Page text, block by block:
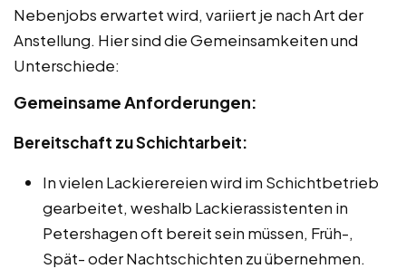
Nebenjobs erwartet wird, variiert je nach Art der
Anstellung. Hier sind die Gemeinsamkeiten und
Unterschiede:
Gemeinsame Anforderungen:
Bereitschaft zu Schichtarbeit:
In vielen Lackierereien wird im Schichtbetrieb
gearbeitet, weshalb Lackierassistenten in
Petershagen oft bereit sein müssen, Früh-,
Spät- oder Nachtschichten zu übernehmen.